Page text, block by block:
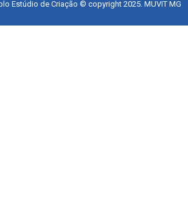
Estúdio de Criação © copyright 2025. MUVIT MG